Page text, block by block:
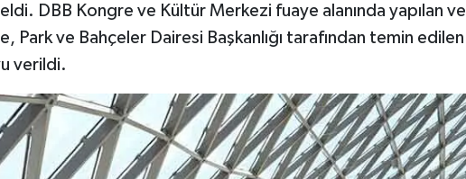
DBB Kongre ve Kültür Merkezi fuaye alanında yapılan ve
Park ve Bahçeler Dairesi Başkanlığı tarafından temin edilen
verildi.